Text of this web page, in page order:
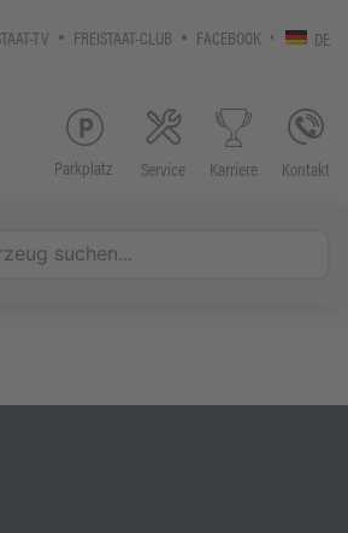
TV FREISTAAT-CLUB FACEBOOK DE
Parkplatz Service Karriere Kontakt